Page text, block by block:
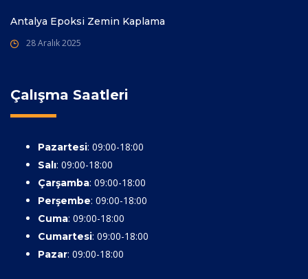
Antalya Epoksi Zemin Kaplama
28 Aralık 2025
Çalışma Saatleri
Pazartesi: 09:00-18:00
Salı: 09:00-18:00
Çarşamba: 09:00-18:00
Perşembe: 09:00-18:00
Cuma: 09:00-18:00
Cumartesi: 09:00-18:00
Pazar: 09:00-18:00